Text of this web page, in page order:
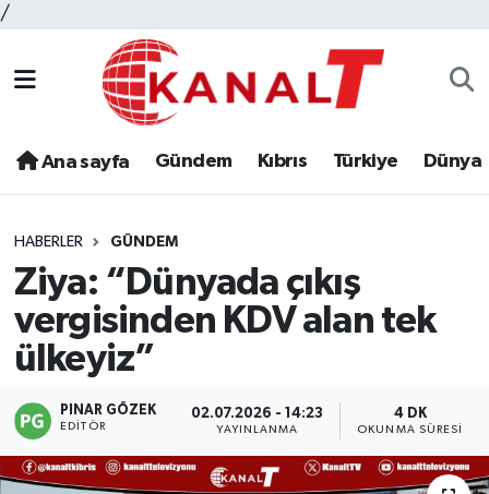
/
Ana sayfa Gündem Kıbrıs Türkiye Dünya
HABERLER GÜNDEM
Ziya: “Dünyada çıkış
vergisinden KDV alan tek
ülkeyiz”
PINAR GÖZEK
EDITÖR
02.07.2026 - 14:23
YAYINLANMA
4 DK
OKUNMA SÜRESI